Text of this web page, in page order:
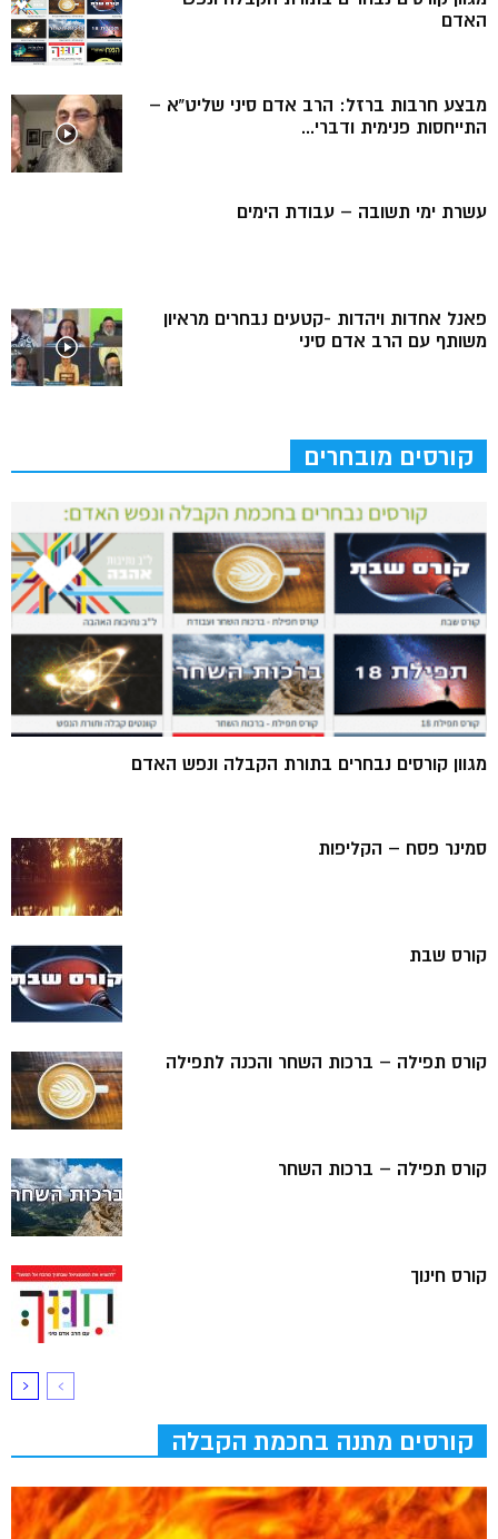
האדם
מבצע חרבות ברזל: הרב אדם סיני שליט”א –
התייחסות פנימית ודברי...
עשרת ימי תשובה – עבודת הימים
פאנל אחדות ויהדות -קטעים נבחרים מראיון
משותף עם הרב אדם סיני
קורסים מובחרים
מגוון קורסים נבחרים בתורת הקבלה ונפש האדם
סמינר פסח – הקליפות
קורס שבת
קורס תפילה – ברכות השחר והכנה לתפילה
קורס תפילה – ברכות השחר
קורס חינוך
קורסים מתנה בחכמת הקבלה